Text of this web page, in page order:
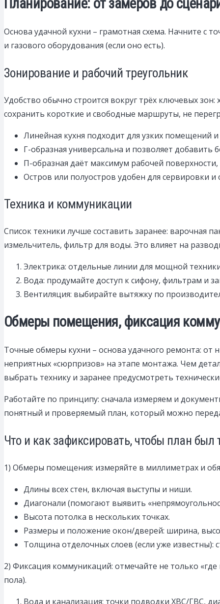
Планирование: от замеров до
Основа удачной кухни – грамотная схема. Начните с
и газового оборудования (если оно есть).
Зонирование и рабочий треугольник
Удобство обычно строится вокруг трёх ключевых
сохранить короткие и свободные маршруты, не
Линейная кухня подходит для узких помещений и
Г-образная универсальна и позволяет добавить
П-образная даёт максимум рабочей
Остров или полуостров удобен для сервировки и
Техника и коммуникации
Список техники лучше составить заранее: варочная
измельчитель, фильтр для воды. Это влияет на
Электрика: отдельные линии для мощной
Вода: продумайте доступ к сифону, фильтрам и
Вентиляция: выбирайте вытяжку по
Обмеры помещения, фиксация
Точные обмеры кухни – основа удачного ремонта: от
неприятных «сюрпризов» на этапе монтажа. Чем
выбрать технику и заранее предусмотреть
Работайте по принципу: сначала измеряем и
понятный и проверяемый план, который можно
Что и как зафиксировать, чтобы план был
1) Обмеры помещения: измеряйте в миллиметрах и
Длины всех стен, включая выступы и ниши.
Диагонали (помогают выявить
Высота потолка в нескольких точках.
Размеры и положение окон/дверей: ширина,
Толщина отделочных слоев (если уже
2) Фиксация коммуникаций: отмечайте не только
пола).
Вода и канализация: точки подводки ХВС/ГВС,